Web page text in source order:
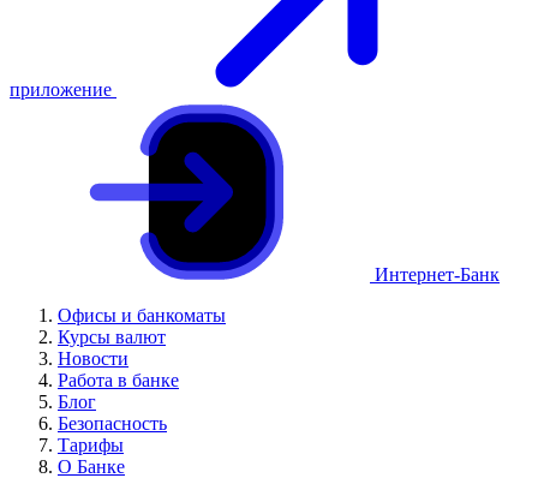
приложение
Интернет-Банк
Офисы и банкоматы
Курсы валют
Новости
Работа в банке
Блог
Безопасность
Тарифы
О Банке